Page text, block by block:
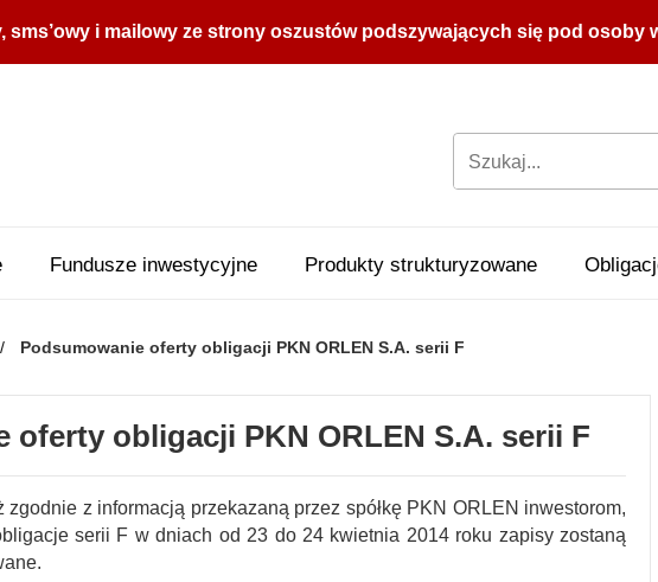
sms’owy i mailowy ze strony oszustów podszywających się pod osoby
Fundusze inwestycyjne Produkty strukturyzowane
Podsumowanie oferty obligacji PKN ORLEN S.A. serii F
oferty obligacji PKN ORLEN S.A. serii F
zgodnie z informacją przekazaną przez spółkę PKN ORLEN inwestorom,
serii F w dniach od 23 do 24 kwietnia 2014 roku zapisy zostaną